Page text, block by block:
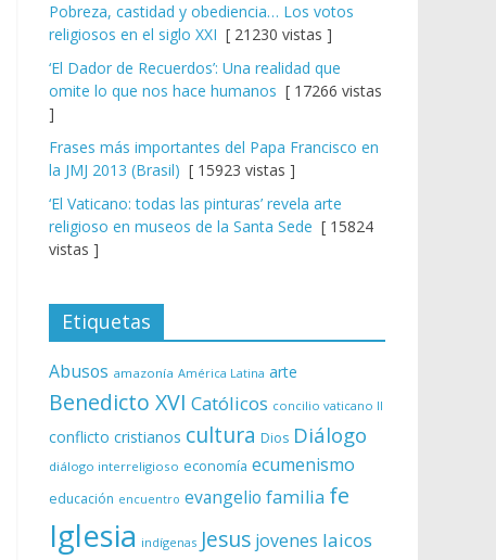
Pobreza, castidad y obediencia… Los votos
religiosos en el siglo XXI [ 21230 vistas ]
‘El Dador de Recuerdos’: Una realidad que
omite lo que nos hace humanos [ 17266 vistas
]
Frases más importantes del Papa Francisco en
la JMJ 2013 (Brasil) [ 15923 vistas ]
‘El Vaticano: todas las pinturas’ revela arte
religioso en museos de la Santa Sede [ 15824
vistas ]
Etiquetas
Abusos amazonía América Latina arte
Benedicto XVI Católicos concilio vaticano II
conflicto cristianos cultura Dios Diálogo
diálogo interreligioso economía ecumenismo
educación encuentro evangelio familia fe
Iglesia indígenas Jesus jovenes laicos